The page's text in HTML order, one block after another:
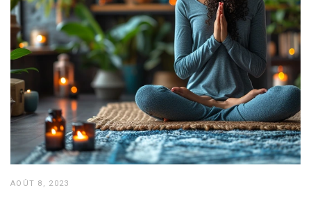
AOÛT 8, 2023